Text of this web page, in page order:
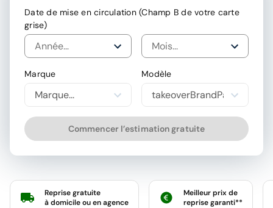
Date de mise en circulation (Champ B de votre carte
grise)
Marque Modèle
Commencer l’estimation gratuite
Reprise gratuite
à domicile ou en agence
Meilleur prix de
reprise garanti**